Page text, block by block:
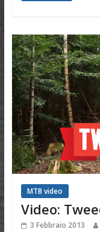
MTB video
Video:
3 Febbraio 2013